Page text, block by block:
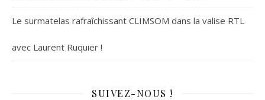
Le surmatelas rafraîchissant CLIMSOM dans la valise RTL
avec Laurent Ruquier !
SUIVEZ-NOUS !